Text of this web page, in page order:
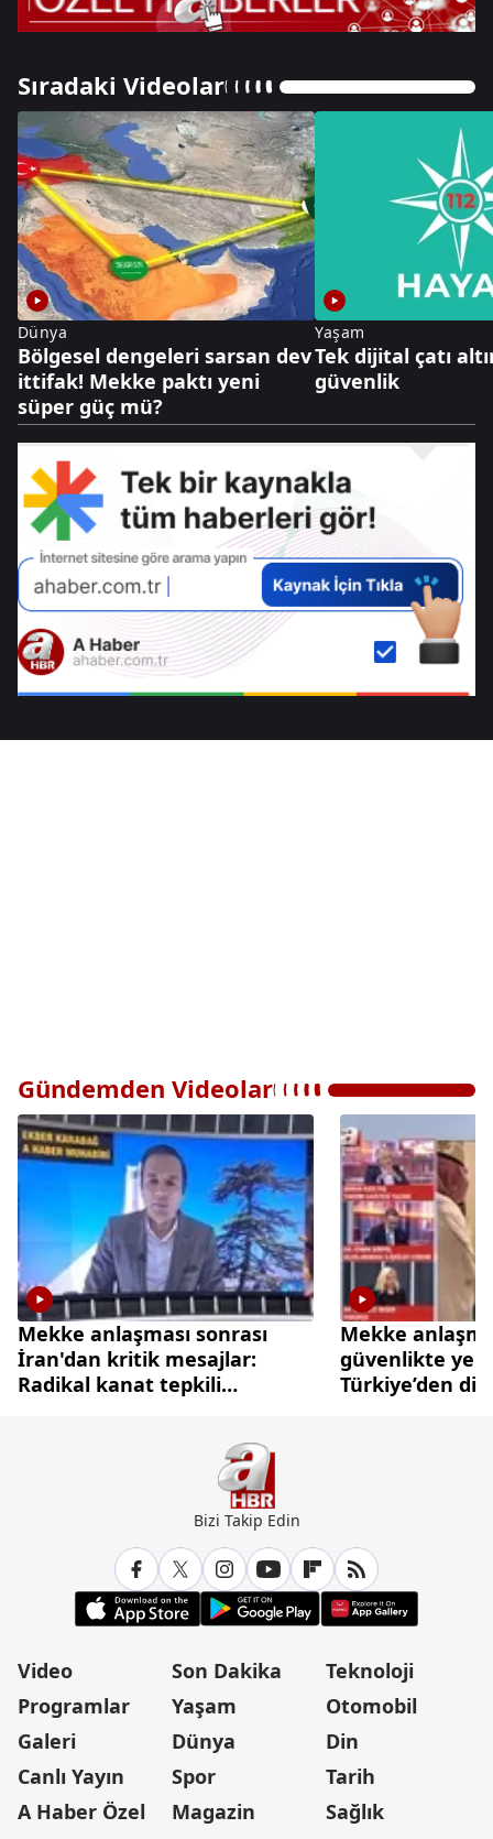
Sıradaki Videolar
Dünya
Bölgesel dengeleri sarsan dev
ittifak! Mekke paktı yeni
süper güç mü?
Yaşam
Tek dijital çatı
güvenlik
Gündemden Videolar
Mekke anlaşması sonrası
İran'dan kritik mesajlar:
Radikal kanat tepkili
Mekke
güvenlikte
Türkiye’den
Bizi Takip Edin
Video
Programlar
Galeri
Canlı Yayın
A Haber Özel
Son Dakika
Yaşam
Dünya
Spor
Magazin
Teknoloji
Otomobil
Din
Tarih
Sağlık